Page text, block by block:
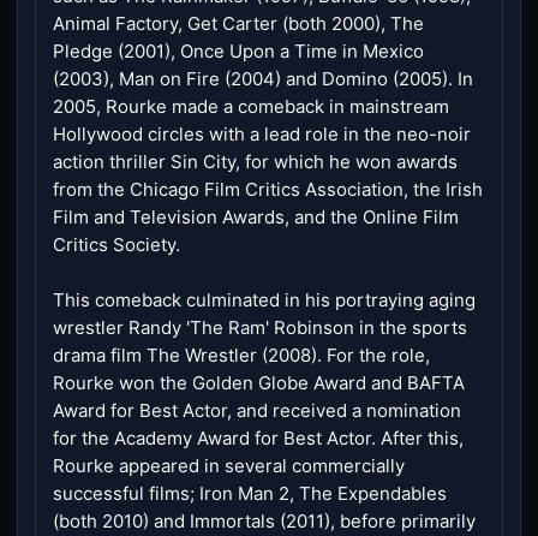
Animal Factory, Get Carter (both 2000), The
Pledge (2001), Once Upon a Time in Mexico
(2003), Man on Fire (2004) and Domino (2005). In
2005, Rourke made a comeback in mainstream
Hollywood circles with a lead role in the neo-noir
action thriller Sin City, for which he won awards
from the Chicago Film Critics Association, the Irish
Film and Television Awards, and the Online Film
Critics Society.
This comeback culminated in his portraying aging
wrestler Randy 'The Ram' Robinson in the sports
drama film The Wrestler (2008). For the role,
Rourke won the Golden Globe Award and BAFTA
Award for Best Actor, and received a nomination
for the Academy Award for Best Actor. After this,
Rourke appeared in several commercially
successful films; Iron Man 2, The Expendables
(both 2010) and Immortals (2011), before primarily